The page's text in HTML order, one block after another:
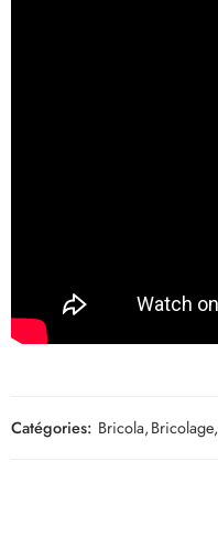
Catégories: Bricola,Bricolage,